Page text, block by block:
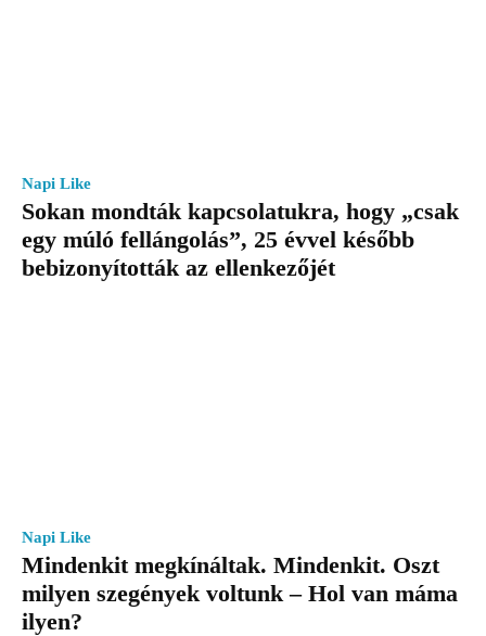
Napi Like
Sokan mondták kapcsolatukra, hogy „csak
egy múló fellángolás”, 25 évvel később
bebizonyították az ellenkezőjét
Napi Like
Mindenkit megkínáltak. Mindenkit. Oszt
milyen szegények voltunk – Hol van máma
ilyen?